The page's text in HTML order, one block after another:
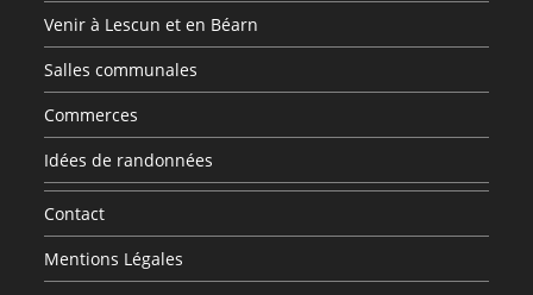
Venir à Lescun et en Béarn
Salles communales
Commerces
Idées de randonnées
Contact
Mentions Légales